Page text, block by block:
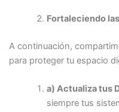
Fortaleciendo
A continuación,
para proteger tu espacio
a) Actualiza tus
siempre tus